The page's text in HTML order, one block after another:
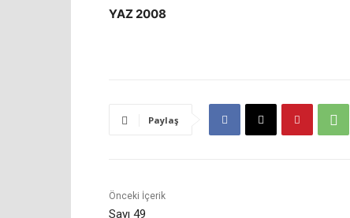
YAZ 2008
Paylaş
Önceki İçerik
Sayı 49